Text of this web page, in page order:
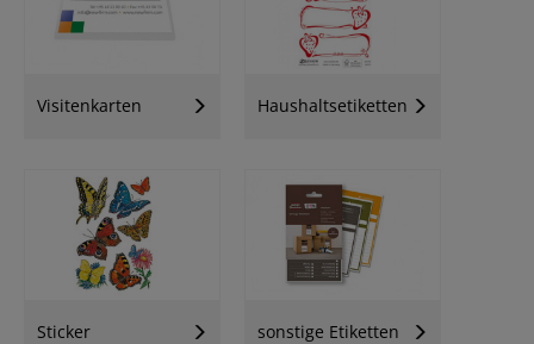
Visitenkarten Haushaltsetiketten
Sticker sonstige Etiketten